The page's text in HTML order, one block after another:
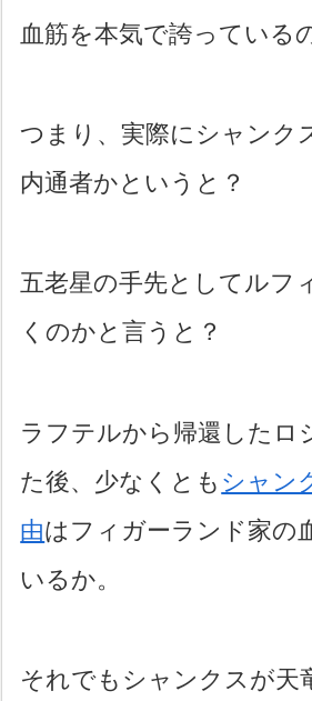
血筋を本気で誇っている
つまり、実際にシャンク
内通者かというと？
五老星の手先としてルフ
くのかと言うと？
ラフテルから帰還したロ
た後、少なくとも シャン
由はフィガーランド家の
いるか。
それでもシャンクスが天